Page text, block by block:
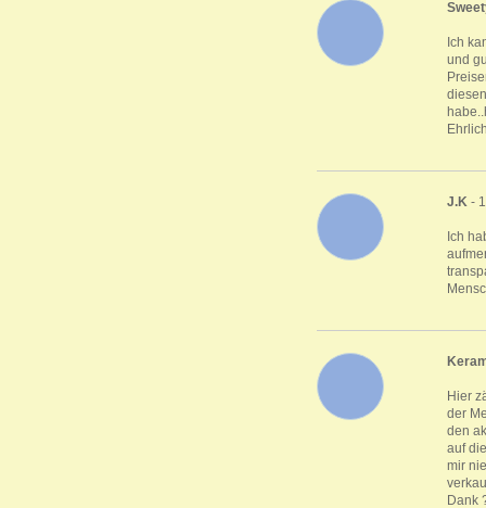
Ich
und
J.K -
Ich
Hier
der
den
auf
mir
Dank